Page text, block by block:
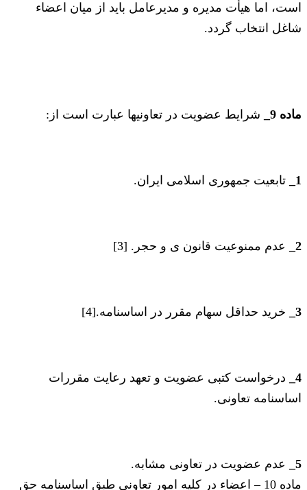
است، اما هیأت مدیره و مدیر‌عامل باید از میان اعضاء
شاغل انتخاب گردد.
ماده 9_ شرایط عضویت در تعاونیها عبارت است از:
1_ تابعیت جمهوری اسلامی ایران.
2_ عدم ممنوعیت قانون ی و حجر. [3]
3_ خرید حداقل سهام مقرر در اساسنامه.[4]
4_
درخواست کتبی عضویت و تعهد رعایت مقررات
اساسنامه تعاونی.
5_
عدم عضویت در تعاونی مشابه.
‌ماده 10 – اعضاء در کلیه امور تعاونی طبق اساسنامه حق